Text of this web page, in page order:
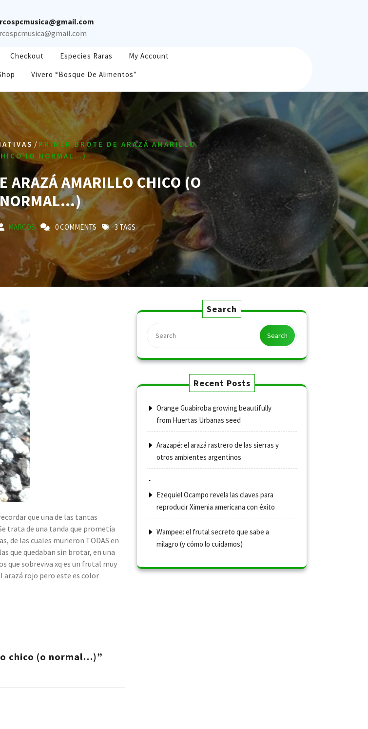
Checkout Especies Raras
My Account
Vivero “Bosque De Alimentos”
/ PRIMER BROTE DE ARAZÁ AMARILLO
(O NORMAL…)
ARAZÁ AMARILLO CHICO (O
NORMAL…)
MARCOS 0 COMMENTS 3 TAGS
que una de las tantas
trata de una tanda que prometía
de las cuales murieron TODAS en
que quedaban sin brotar, en una
que sobreviva xq es un frutal muy
arazá rojo pero este es color
chico (o normal…)”
Search
Search
Recent Posts
Orange Guabiroba growing beautifully
from Huertas Urbanas seed
Arazapé: el arazá rastrero de las sierras y
otros ambientes argentinos
Ezequiel Ocampo revela las claves para
reproducir Ximenia americana con éxito
Wampee: el frutal secreto que sabe a
milagro (y cómo lo cuidamos)